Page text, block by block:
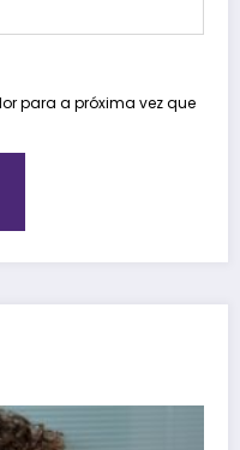
para a próxima vez que